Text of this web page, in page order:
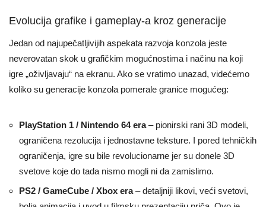
Evolucija grafike i gameplay-a kroz generacije
Jedan od najupečatljivijih aspekata razvoja konzola jeste
neverovatan skok u grafičkim mogućnostima i načinu na koji
igre „oživljavaju“ na ekranu. Ako se vratimo unazad, videćemo
koliko su generacije konzola pomerale granice mogućeg:
PlayStation 1 / Nintendo 64 era– pionirski rani 3D modeli,
ograničena rezolucija i jednostavne teksture. I pored tehničkih
ograničenja, igre su bile revolucionarne jer su donele 3D
svetove koje do tada nismo mogli ni da zamislimo.
PS2 / GameCube / Xbox era– detaljniji likovi, veći svetovi,